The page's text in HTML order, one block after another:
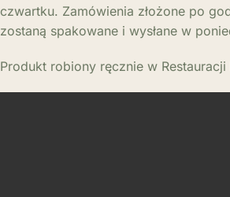
czwartku. Zamówienia złożone po
zostaną spakowane i wysłane w
Produkt robiony ręcznie w